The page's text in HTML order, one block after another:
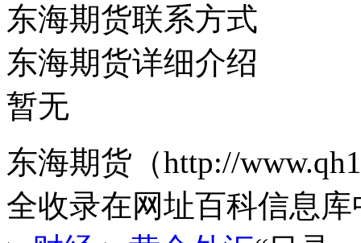
东海期货联系方式
东海期货详细介绍
暂无
东海期货（http://
全收录在网址百科信息